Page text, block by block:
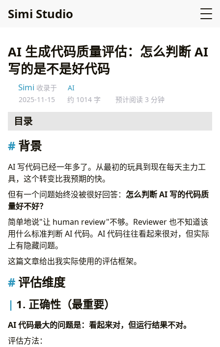
Simi Studio
AI 生成代码质量评估：怎么判断 AI
写的是不是好代码
Simi 收录于
AI
2025-11-15
约 1014 字 预计阅读 3 分钟
目录
背景
评估维度
1. 正确性（最重要）
2. 复杂度
4. 可维护性
实际工作流
结论
背景
AI 写代码已经一年多了。从最初的玩具到现在每天主力工
具，这个转变比我预期的快。
但有一个问题始终没被很好回答： 怎么判断 AI 写的代码质
量好不好？
简单地说"让 human review"不够。Reviewer 也不知道该
用什么标准判断 AI 代码。AI 代码往往看起来很对，但实际
上有隐藏问题。
这篇文章给出我实际使用的评估框架。
评估维度
1. 正确性（最重要）
AI 代码最大的问题是：看起来对，但运行结果不对。
评估方法：